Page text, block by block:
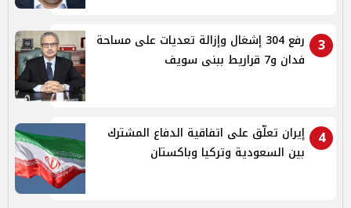
3
رفع 304 إشغال وإزالة تعديات على مساحة
فدان و7 قراريط ببنى سويف
4
إيران تعلّق على اتفاقية الدفاع المشترك
بين السعودية وتركيا وباكستان